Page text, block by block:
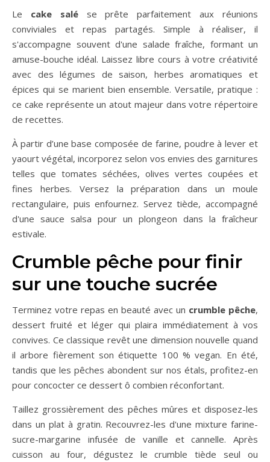
Le cake salése prête parfaitement aux réunions
conviviales et repas partagés. Simple à réaliser, il
s'accompagne souvent d'une salade fraîche, formant un
amuse-bouche idéal. Laissez libre cours à votre créativité
avec des légumes de saison, herbes aromatiques et
épices qui se marient bien ensemble. Versatile, pratique :
ce cake représente un atout majeur dans votre répertoire
de recettes.
À partir d’une base composée de farine, poudre à lever et
yaourt végétal, incorporez selon vos envies des garnitures
telles que tomates séchées, olives vertes coupées et
fines herbes. Versez la préparation dans un moule
rectangulaire, puis enfournez. Servez tiède, accompagné
d'une sauce salsa pour un plongeon dans la fraîcheur
estivale.
Crumble pêche pour finir
sur une touche sucrée
Terminez votre repas en beauté avec un crumble pêche,
dessert fruité et léger qui plaira immédiatement à vos
convives. Ce classique revêt une dimension nouvelle quand
il arbore fièrement son étiquette 100 % vegan. En été,
tandis que les pêches abondent sur nos étals, profitez-en
pour concocter ce dessert ô combien réconfortant.
Taillez grossièrement des pêches mûres et disposez-les
dans un plat à gratin. Recouvrez-les d'une mixture farine-
sucre-margarine infusée de vanille et cannelle. Après
cuisson au four, dégustez le crumble tiède seul ou